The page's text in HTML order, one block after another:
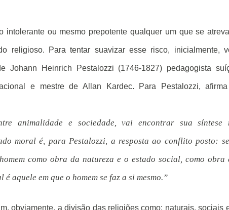
intolerante ou mesmo prepotente qualquer um que se
religioso. Para tentar suavizar esse risco, inicialmente,
Johann Heinrich Pestalozzi (1746-1827) pedagogista
e mestre de Allan Kardec. Para Pestalozzi,
animalidade e sociedade, vai encontrar sua síntese
moral é, para Pestalozzi, a resposta ao conflito posto:
como obra da natureza e o estado social, como obra
aquele em que o homem se faz a si mesmo.”
obviamente, a divisão das religiões como: naturais, sociais